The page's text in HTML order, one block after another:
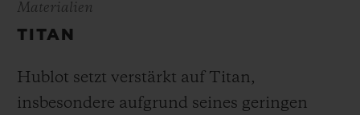
Materialien
TITAN
Hublot setzt verstärkt auf Titan,
insbesondere aufgrund seines geringen